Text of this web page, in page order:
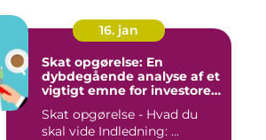
16. jan
Skat opgørelse: En
dybdegående analyse af et
vigtigt emne for investorer
Skat opgørelse - Hvad du
skal vide Indledning: ...